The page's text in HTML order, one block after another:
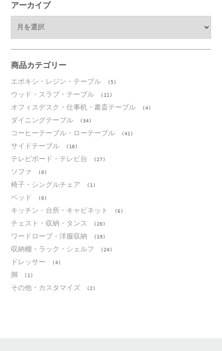
アーカイブ
ブ
商品カテゴリー
エポキシ・レジン・テーブル (5)
ウッド・スラブ・テーブル (11)
オフィスデスク・仕事机・書斎テーブル (4)
ダイニングテーブル (34)
コーヒーテーブル・ローテーブル (41)
サイドテーブル (18)
テレビボード・テレビ台 (27)
ソファ (0)
椅子・シングルチェア (1)
ベッド (0)
キッチン・台所・キャビネット (6)
チェスト・収納・タンス (20)
ワードローブ・洋服収納 (19)
収納棚・ラック・シェルフ (24)
ドレッサー (4)
脚 (1)
その他・カスタマイズ (2)